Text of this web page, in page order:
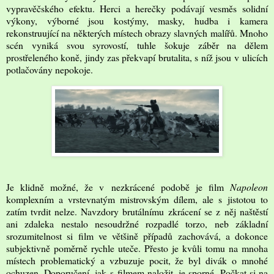
vypravěčského efektu. Herci a herečky podávají vesměs solidní
výkony, výborné jsou kostýmy, masky, hudba i kamera
rekonstruující na některých místech obrazy slavných malířů. Mnoho
scén vyniká svou syrovostí, tuhle šokuje záběr na dělem
prostřeleného koně, jindy zas překvapí brutalita, s níž jsou v ulicích
potlačovány nepokoje.
Je klidně možné, že v nezkrácené podobě je film Napoleon
komplexním a vrstevnatým mistrovským dílem, ale s jistotou to
zatím tvrdit nelze. Navzdory brutálnímu zkrácení se z něj naštěstí
ani zdaleka nestalo nesoudržné rozpadlé torzo, neb základní
srozumitelnost si film ve většině případů zachovává, a dokonce
subjektivně poměrně rychle uteče. Přesto je kvůli tomu na mnoha
místech problematický a vzbuzuje pocit, že byl divák o mnohé